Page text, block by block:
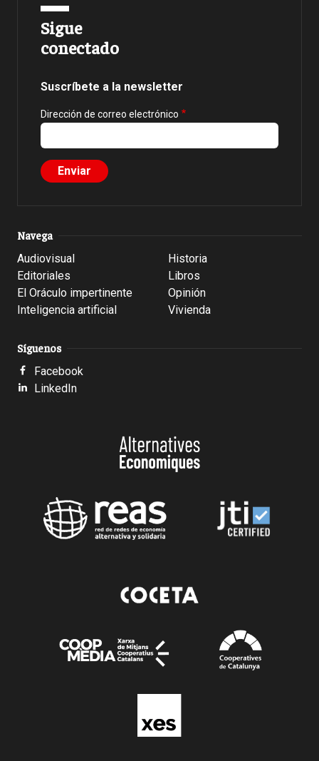
Sigue
conectado
Suscríbete a la newsletter
Dirección de correo electrónico
Navega
Audiovisual
Editoriales
El Oráculo impertinente
Inteligencia artificial
Historia
Libros
Opinión
Vivienda
Síguenos
Facebook
LinkedIn